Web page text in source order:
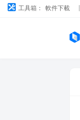
工具箱： 軟件下載